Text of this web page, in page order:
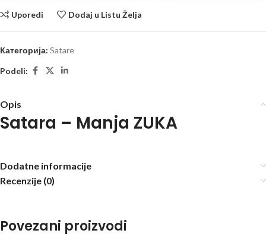
Uporedi Dodaj u Listu Želja
Категорија: Satare
Podeli:
Opis
Satara – Manja ZUKA
Dodatne informacije
Recenzije (0)
Povezani proizvodi